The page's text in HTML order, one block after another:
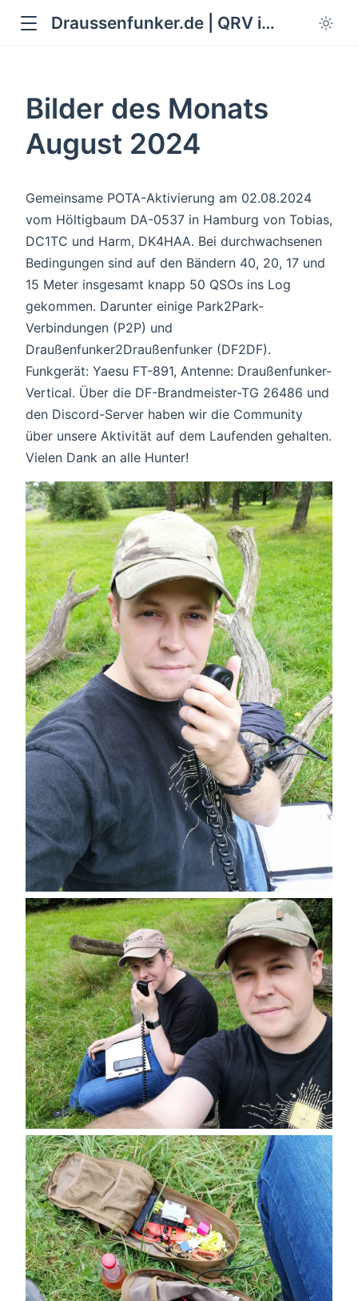
Draussenfunker.de | QRV im Grünen
Bilder des Monats
August 2024
Gemeinsame POTA-Aktivierung am 02.08.2024
vom Höltigbaum DA-0537 in Hamburg von Tobias,
DC1TC und Harm, DK4HAA. Bei durchwachsenen
Bedingungen sind auf den Bändern 40, 20, 17 und
15 Meter insgesamt knapp 50 QSOs ins Log
gekommen. Darunter einige Park2Park-
Verbindungen (P2P) und
Draußenfunker2Draußenfunker (DF2DF).
Funkgerät: Yaesu FT-891, Antenne: Draußenfunker-
Vertical. Über die DF-Brandmeister-TG 26486 und
den Discord-Server haben wir die Community
über unsere Aktivität auf dem Laufenden gehalten.
Vielen Dank an alle Hunter!